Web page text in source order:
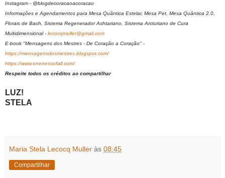
Instagram - @blogdecoracaoacoracao
Informações e Agendamentos para Mesa Quântica Estelar, Mesa Pet, Mesa Quântica 2.0,
Florais de Bach, Sistema Regenerador Ashtariano, Sistema Arcturiano de Cura
Multidimensional - lecocqmuller@gmail.com
E-book "Mensagens dos Mestres - De Coração a Coração" -
https://mensagensdosmestres.blogspot.com/
https://www.onenessofall.com/
Respeite todos os créditos ao compartilhar
LUZ!
STELA
Maria Stela Lecocq Muller às 08:45
Compartilhar